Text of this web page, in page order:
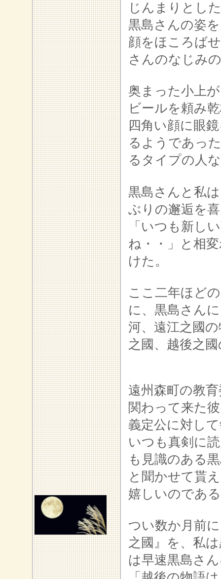
じんまりとし
黒島さんの姿
顔をほころば
さんのなじみ
奥まった小上
ビールを頼み
四角い顔に眼
るようであっ
るタイプの人
黒島さんと私
ぶりの邂逅を
「いつも新し
ね・・」と相
けた。
ここ二年ほど
に、黒島さん
河、遠江之國
之國、越後之
遠州森町の教
関わって来た
義定公に対し
いつも真剣に
も見識のある
と聞かせて貰
嬉しいのであ
つい数か月前
之 國』を、私
は早速黒島さ